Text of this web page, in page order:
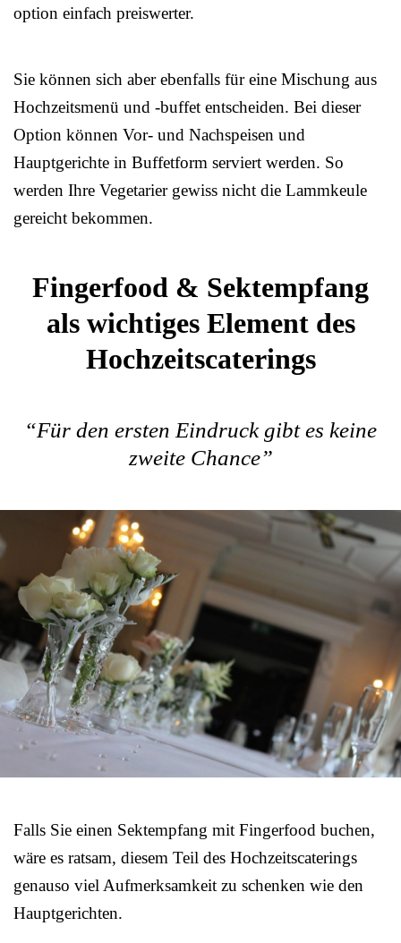
option einfach preiswerter.
Sie können sich aber ebenfalls für eine Mischung aus
Hochzeitsmenü und -buffet entscheiden. Bei dieser
Option können Vor- und Nachspeisen und
Hauptgerichte in Buffetform serviert werden. So
werden Ihre Vegetarier gewiss nicht die Lammkeule
gereicht bekommen.
Fingerfood & Sektempfang
als wichtiges Element des
Hochzeitscaterings
“Für den ersten Eindruck gibt es keine
zweite Chance”
Falls Sie einen Sektempfang mit Fingerfood buchen,
wäre es ratsam, diesem Teil des Hochzeitscaterings
genauso viel Aufmerksamkeit zu schenken wie den
Hauptgerichten.